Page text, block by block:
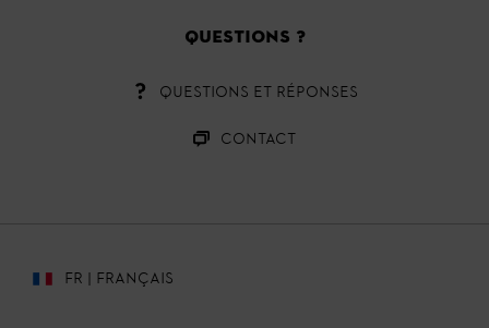
QUESTIONS ?
QUESTIONS ET RÉPONSES
CONTACT
FR | FRANÇAIS